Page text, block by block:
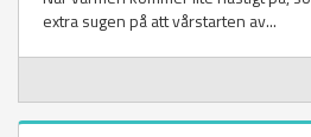
extra sugen på att vårstarten av...